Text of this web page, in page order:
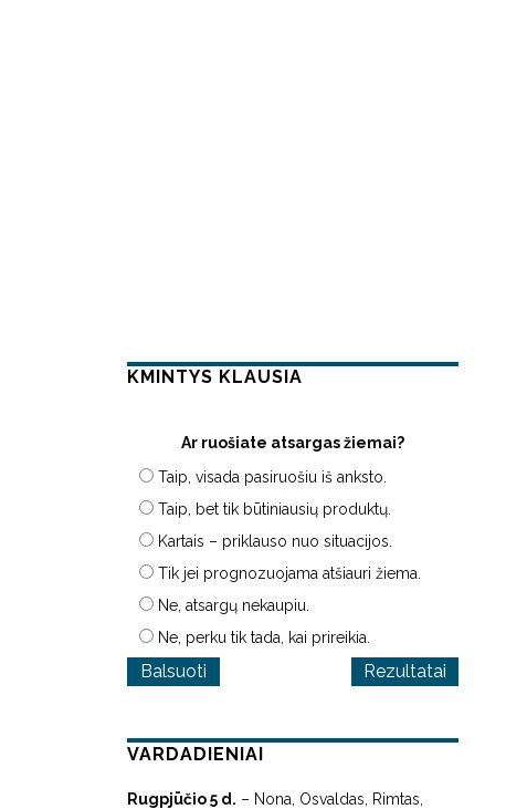
KMINTYS KLAUSIA
Ar ruošiate atsargas žiemai?
Taip, visada pasiruošiu iš anksto.
Taip, bet tik būtiniausių produktų.
Kartais – priklauso nuo situacijos.
Tik jei prognozuojama atšiauri žiema.
Ne, atsargų nekaupiu.
Ne, perku tik tada, kai prireikia.
Rezultatai
VARDADIENIAI
Rugpjūčio 5 d. – Nona, Osvaldas, Rimtas,